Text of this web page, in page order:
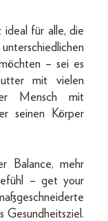
für alle, die
– sei es
mit vielen
Mensch mit
seinen Körper
Balance, mehr
– get your
Gesundheitsziel.